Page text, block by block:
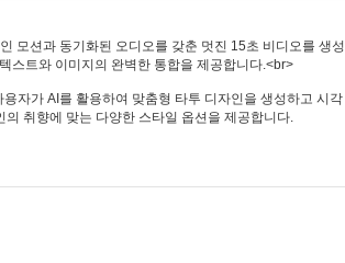
모션과 동기화된 오디오를 갖춘 멋진 15초 비디오를 생성
스트와 이미지의 완벽한 통합을 제공합니다.<br>
자가 AI를 활용하여 맞춤형 타투 디자인을 생성하고 시각
취향에 맞는 다양한 스타일 옵션을 제공합니다.